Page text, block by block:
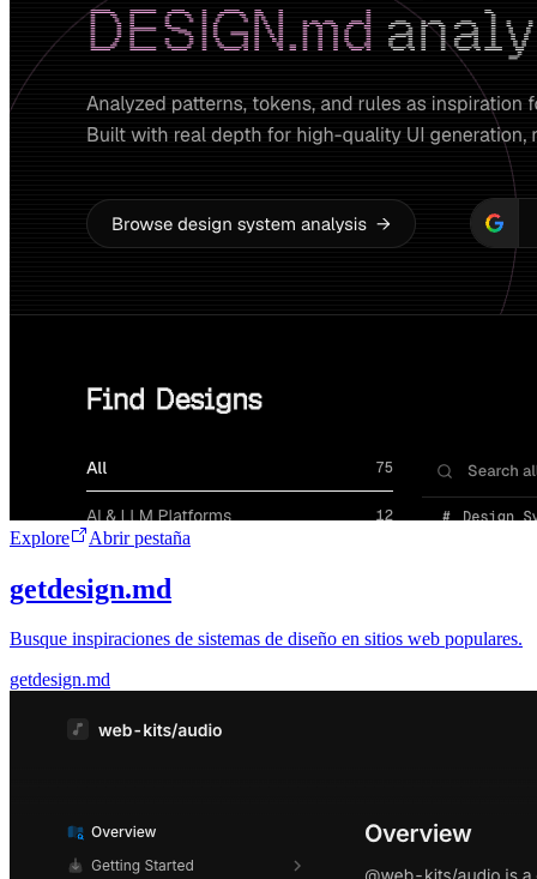
Explore Abrir pestaña
getdesign.md
Busque inspiraciones de sistemas de diseño en sitios web populares.
getdesign.md